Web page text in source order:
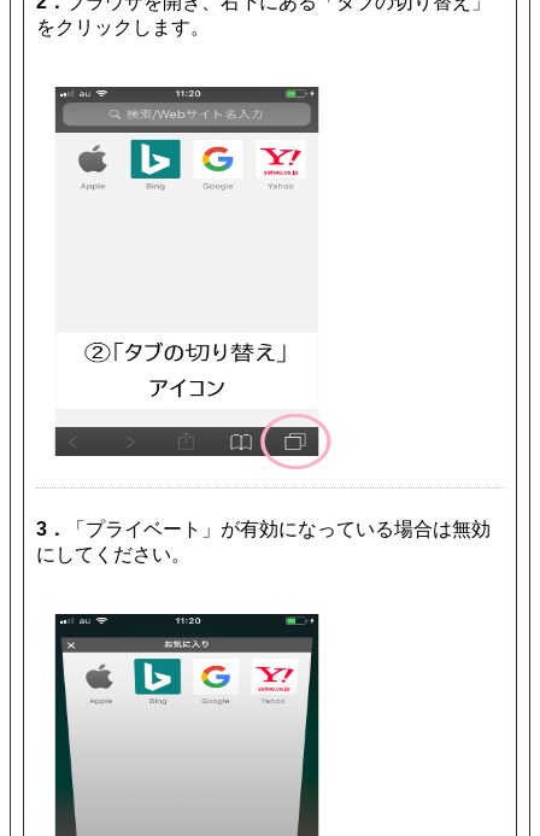
をクリックします。
3．
「プライベート」が有効になっている場合は無効
にしてください。